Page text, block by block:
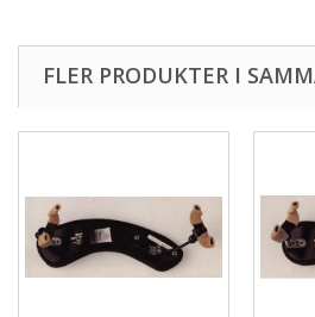
FLER PRODUKTER I